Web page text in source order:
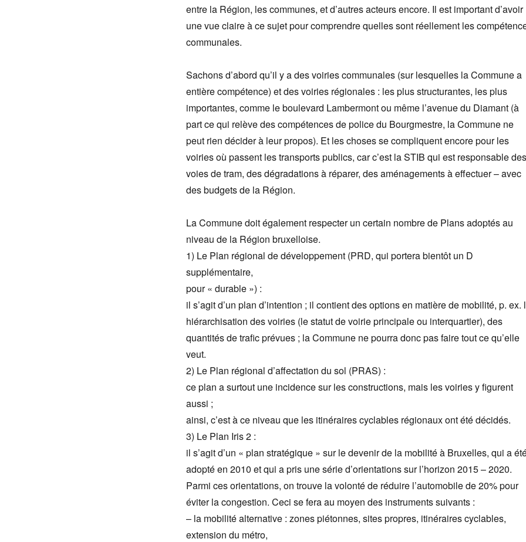
entre la Région, les communes, et d’autres acteurs encore. Il est important d’avoir
une vue claire à ce sujet pour comprendre quelles sont réellement les
communales.
Sachons d’abord qu’il y a des voiries communales (sur lesquelles la Commune a
entière compétence) et des voiries régionales : les plus structurantes, les plus
importantes, comme le boulevard Lambermont ou même l’avenue du Diamant (à
part ce qui relève des compétences de police du Bourgmestre, la Commune ne
peut rien décider à leur propos). Et les choses se compliquent encore pour les
voiries où passent les transports publics, car c’est la STIB qui est responsable des
voies de tram, des dégradations à réparer, des aménagements à effectuer – avec
des budgets de la Région.
La Commune doit également respecter un certain nombre de Plans adoptés au
niveau de la Région bruxelloise.
1) Le Plan régional de développement (PRD, qui portera bientôt un D
supplémentaire,
pour « durable ») :
il s’agit d’un plan d’intention ; il contient des options en matière de mobilité, p. ex.
hiérarchisation des voiries (le statut de voirie principale ou interquartier), des
quantités de trafic prévues ; la Commune ne pourra donc pas faire tout ce qu’elle
veut.
2) Le Plan régional d’affectation du sol (PRAS) :
ce plan a surtout une incidence sur les constructions, mais les voiries y figurent
aussi ;
ainsi, c’est à ce niveau que les itinéraires cyclables régionaux ont été décidés.
3) Le Plan Iris 2 :
il s’agit d’un « plan stratégique » sur le devenir de la mobilité à Bruxelles, qui a
adopté en 2010 et qui a pris une série d’orientations sur l’horizon 2015 – 2020.
Parmi ces orientations, on trouve la volonté de réduire l’automobile de 20% pour
éviter la congestion. Ceci se fera au moyen des instruments suivants :
– la mobilité alternative : zones piétonnes, sites propres, itinéraires cyclables,
extension du métro,